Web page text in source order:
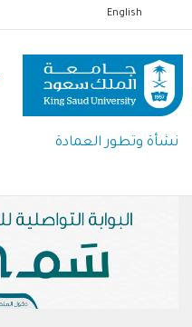
إلى
المحتوى
الرئيسي
English
نشأة وتطور العمادة